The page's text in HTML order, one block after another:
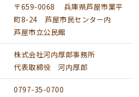
〒659-0068 兵庫県芦屋市業平
町8-24 芦屋市民センター内
芦屋市立公民館
株式会社河内厚郎事務所
代表取締役 河内厚郎
0797-35-0700